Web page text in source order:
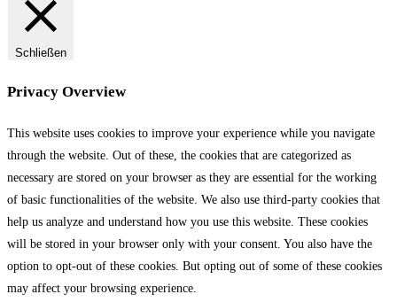
Schließen
Privacy Overview
This website uses cookies to improve your experience while you navigate
through the website. Out of these, the cookies that are categorized as
necessary are stored on your browser as they are essential for the working
of basic functionalities of the website. We also use third-party cookies that
help us analyze and understand how you use this website. These cookies
will be stored in your browser only with your consent. You also have the
option to opt-out of these cookies. But opting out of some of these cookies
may affect your browsing experience.